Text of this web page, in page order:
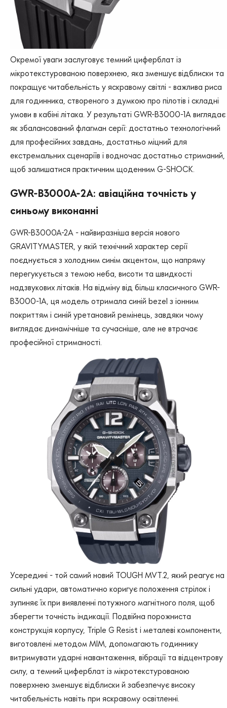
Окремої уваги заслуговує темний циферблат із
мікротекстурованою поверхнею, яка зменшує відблиски та
покращує читабельність у яскравому світлі - важлива риса
для годинника, створеного з думкою про пілотів і складні
умови в кабіні літака. У результаті GWR-B3000-1A виглядає
як збалансований флагман серії: достатньо технологічний
для професійних завдань, достатньо міцний для
екстремальних сценаріїв і водночас достатньо стриманий,
щоб залишатися практичним щоденним G-SHOCK.
GWR-B3000A-2A: авіаційна точність у
синьому виконанні
GWR-B3000A-2A - найвиразніша версія нового
GRAVITYMASTER, у якій технічний характер серії
поєднується з холодним синім акцентом, що напряму
перегукується з темою неба, висоти та швидкості
надзвукових літаків. На відміну від більш класичного GWR-
B3000-1A, ця модель отримала синій bezel з іонним
покриттям і синій уретановий ремінець, завдяки чому
виглядає динамічніше та сучасніше, але не втрачає
професійної стриманості.
Усередині - той самий новий TOUGH MVT.2, який реагує на
сильні удари, автоматично коригує положення стрілок і
зупиняє їх при виявленні потужного магнітного поля, щоб
зберегти точність індикації. Подвійна порожниста
конструкція корпусу, Triple G Resist і металеві компоненти,
виготовлені методом MIM, допомагають годиннику
витримувати ударні навантаження, вібрації та відцентрову
силу, а темний циферблат із мікротекстурованою
поверхнею зменшує відблиски й забезпечує високу
читабельність навіть при яскравому освітленні.